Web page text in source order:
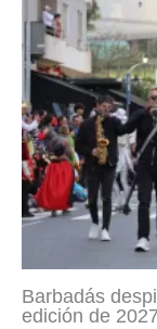
Barbadás
edición de 2027